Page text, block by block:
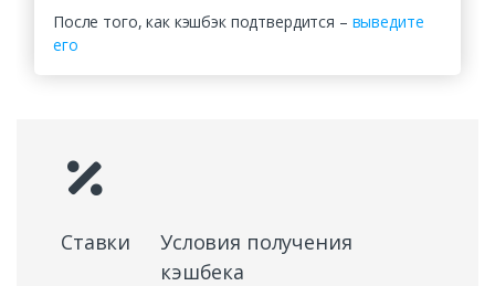
После того, как кэшбэк подтвердится – выведите
его
Ставки
Условия получения
кэшбека